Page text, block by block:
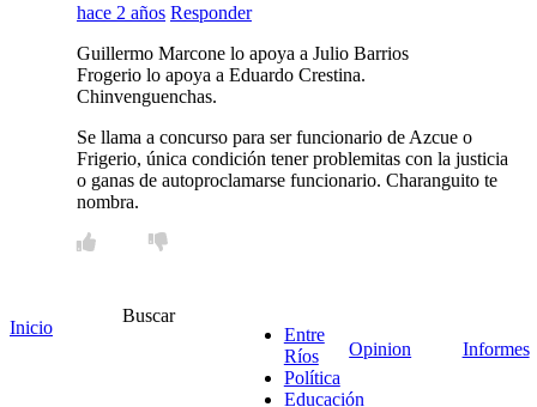
hace 2 años Responder
Guillermo Marcone lo apoya a Julio Barrios
Frogerio lo apoya a Eduardo Crestina.
Chinvenguenchas.
Se llama a concurso para ser funcionario de Azcue o
Frigerio, única condición tener problemitas con la justicia
o ganas de autoproclamarse funcionario. Charanguito te
nombra.
Daniela
Dr. Acordeón puso mucho FUNCIONARIO QUE NO
Inicio
Buscar
Entre
Ríos
Política
Educación
Opinion Informes